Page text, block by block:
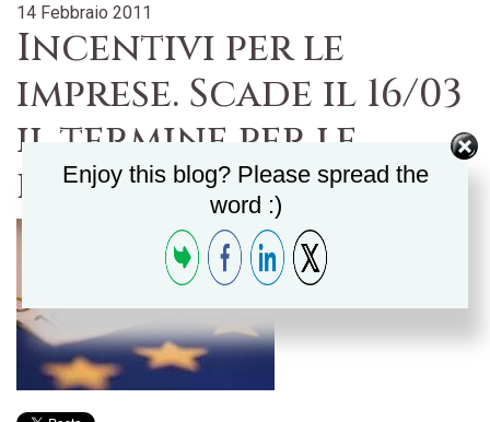
14 Febbraio 2011
Incentivi per le
imprese. Scade il 16/03
il termine per le
domande PIA
Enjoy this blog? Please spread the
word :)